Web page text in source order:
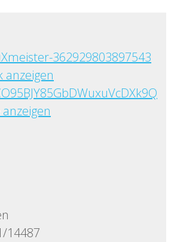
362929803897543
anzeigen
14487